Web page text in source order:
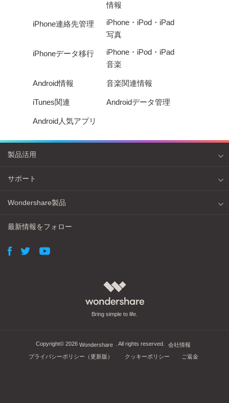
情報
iPhone連絡先管理
iPhone・iPod・iPad
写真
iPhoneデータ移行
iPhone・iPod・iPad
音楽
Android情報 音楽関連情報
iTunes関連 Androidデータ管理
Android人気アプリ
Bring simple to life.
製品活用
サポート
Wondershare製品
最新情報をフォロー
Copyright© 2026 Wondershare . All rights reserved.
会社情報
プライバシーポリシー（更新版）
クッキーポリシー ご返金